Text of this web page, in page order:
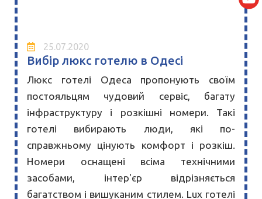
25.07.2020
Вибір люкс готелю в Одесі
Люкс готелі Одеса пропонують своїм
постояльцям чудовий сервіс, багату
інфраструктуру і розкішні номери. Такі
готелі вибирають люди, які по-
справжньому цінують комфорт і розкіш.
Номери оснащені всіма технічними
засобами, інтер'єр відрізняється
багатством і вишуканим стилем. Lux готелі